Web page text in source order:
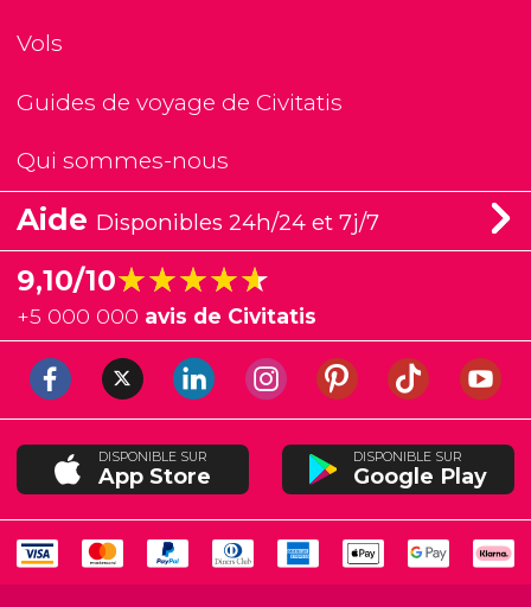
Vols
Guides de voyage de Civitatis
Qui sommes-nous
Aide Disponibles 24h/24 et 7j/7
9,10/10★★★★★
★★★★★
+5 000 000 avis de Civitatis
DISPONIBLE SUR
App Store
DISPONIBLE SUR
Google Play